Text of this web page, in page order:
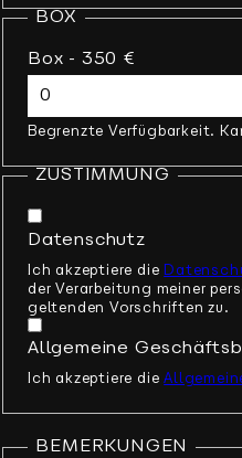
BOX
Box - 350 €
Begrenzte Verfügbarkeit.
ZUSTIMMUNG
Datenschutz
Ich akzeptiere die
der Verarbeitung meiner
geltenden Vorschriften zu.
Allgemeine
Ich akzeptiere die
BEMERKUNGEN